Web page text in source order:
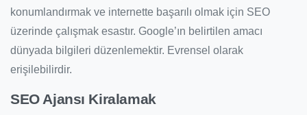
konumlandırmak ve internette başarılı olmak için SEO
üzerinde çalışmak esastır. Google’ın belirtilen amacı
dünyada bilgileri düzenlemektir. Evrensel olarak
erişilebilirdir.
SEO Ajansı Kiralamak